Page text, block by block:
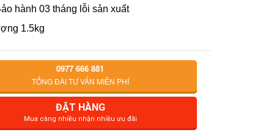
hành 03 tháng lỗi sản xuất
1.5kg
0977 666 881
TỔNG ĐÀI TƯ VẤN MIỄN PHÍ
ĐẶT HÀNG
Mua càng nhiều nhận nhiều ưu đãi